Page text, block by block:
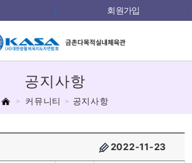
회원가입
홈 커뮤니티 공지사항
공지사항
2022-11-23